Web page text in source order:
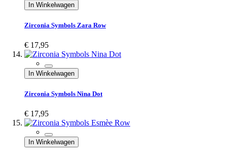
In Winkelwagen
Zirconia Symbols Zara Row
€ 17,95
In Winkelwagen
Zirconia Symbols Nina Dot
€ 17,95
In Winkelwagen